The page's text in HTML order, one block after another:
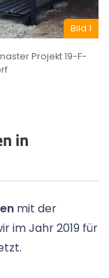
Bild 1
Projekt 19-F-
in
mit der
im Jahr 2019 für